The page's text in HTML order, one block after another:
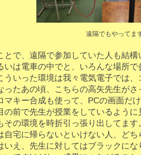
遠隔でもやってま
とで、遠隔で参加していた人も結
いは電車の中でと、いろんな場所
ういった環境は我々電気電子では
ったあの頃、こちらの高矢先生が
マキー合成も使って、PCの画面だ
の前で先生が授業をしているよう
その環境を時折引っ張り出してま
自宅に帰らないといけない人、ど
いえ、先生に対してはブラックに